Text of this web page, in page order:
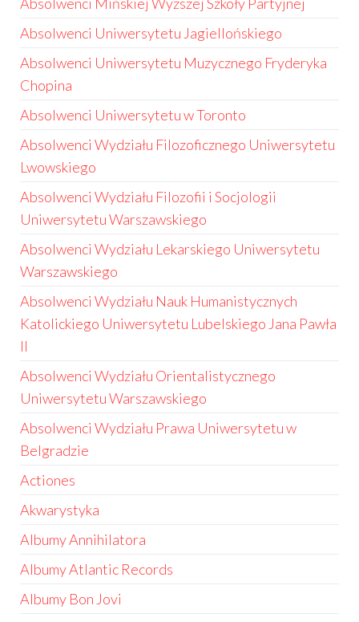
Absolwenci Uniwersytetu Jagiellońskiego
Absolwenci Uniwersytetu Muzycznego Fryderyka
Chopina
Absolwenci Uniwersytetu w Toronto
Absolwenci Wydziału Filozoficznego Uniwersytetu
Lwowskiego
Absolwenci Wydziału Filozofii i Socjologii
Uniwersytetu Warszawskiego
Absolwenci Wydziału Lekarskiego Uniwersytetu
Warszawskiego
Absolwenci Wydziału Nauk Humanistycznych
Katolickiego Uniwersytetu Lubelskiego Jana Pawła
II
Absolwenci Wydziału Orientalistycznego
Uniwersytetu Warszawskiego
Absolwenci Wydziału Prawa Uniwersytetu w
Belgradzie
Actiones
Akwarystyka
Albumy Annihilatora
Albumy Atlantic Records
Albumy Bon Jovi